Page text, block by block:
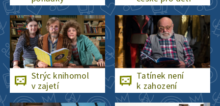
Strýc knihomol
v zajetí
Tatínek není
k zahození